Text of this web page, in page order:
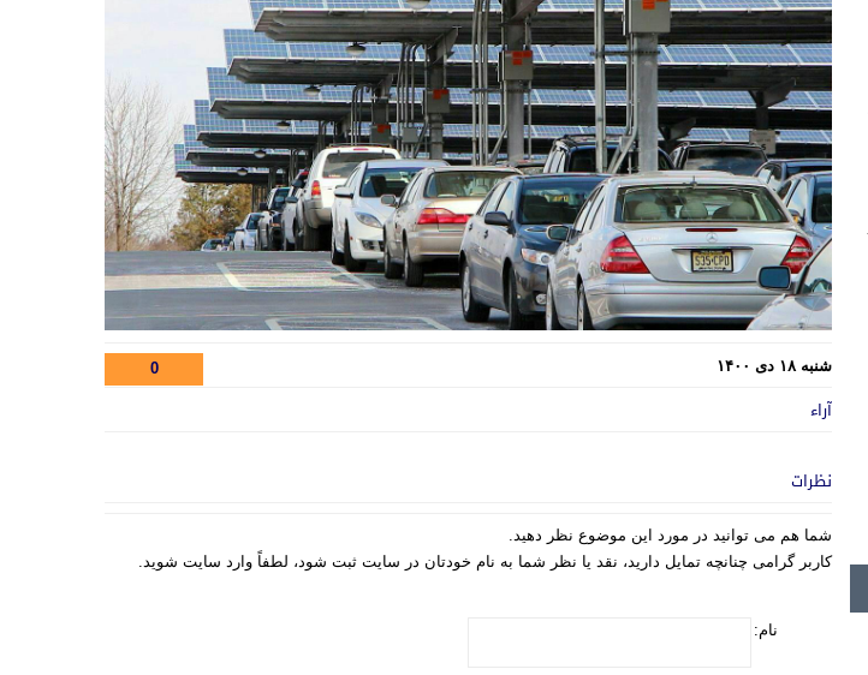
شنبه ۱۸ دی ۱۴۰۰ 0
آراء
نظرات
شما هم می توانید در مورد این موضوع نظر دهید.
کاربر گرامی چنانچه تمایل دارید، نقد یا نظر شما به نام خودتان در سایت ثبت شود، لطفاً وارد سایت شوید.
نام: